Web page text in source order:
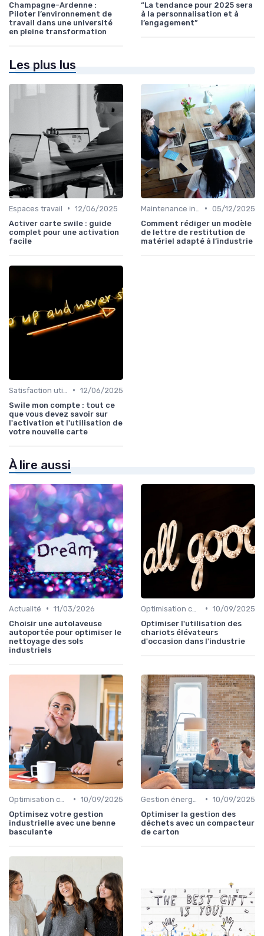
Champagne-Ardenne :
Piloter l’environnement de
travail dans une université
en pleine transformation
“La tendance pour 2025 sera
à la personnalisation et à
l’engagement”
Les plus lus
Espaces travail • 12/06/2025
Activer carte swile : guide
complet pour une activation
facile
• 05/12/2025
Comment rédiger un modèle
de lettre de restitution de
matériel adapté à l’industrie
• 12/06/2025
Swile mon compte : tout ce
que vous devez savoir sur
l'activation et l'utilisation de
votre nouvelle carte
À lire aussi
Actualité • 11/03/2026
Choisir une autolaveuse
autoportée pour optimiser le
nettoyage des sols
industriels
• 10/09/2025
Optimiser l'utilisation des
chariots élévateurs
d'occasion dans l'industrie
• 10/09/2025
Optimisez votre gestion
industrielle avec une benne
basculante
• 10/09/2025
Optimiser la gestion des
déchets avec un compacteur
de carton